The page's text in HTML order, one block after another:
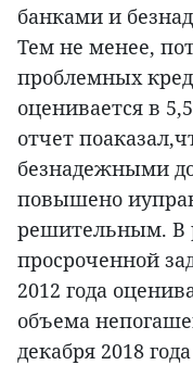
банками и
Тем не менее,
проблемных
оценивается в
отчет
безнадежными
повышено
решительным. В
просроченной
2012 года
объема
декабря 2018